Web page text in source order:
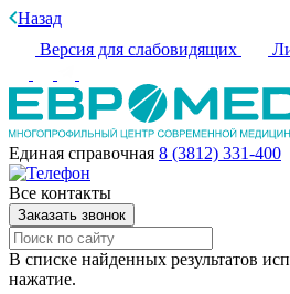
Назад
Версия для слабовидящих
Единая справочная 8 (3812) 331-400
Все контакты
Заказать звонок
В списке найденных результатов
нажатие.